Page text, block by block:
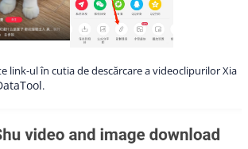
link-ul în cutia de descărcare a videoclipurilor Xia
.